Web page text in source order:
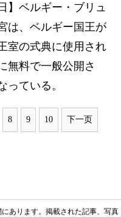
】ベルギー・ブリュ
は、ベルギー国王が
室の式典に使用され
無料で一般公開さ
っている。
8 9 10 下一页
あります。掲載された記事、写真